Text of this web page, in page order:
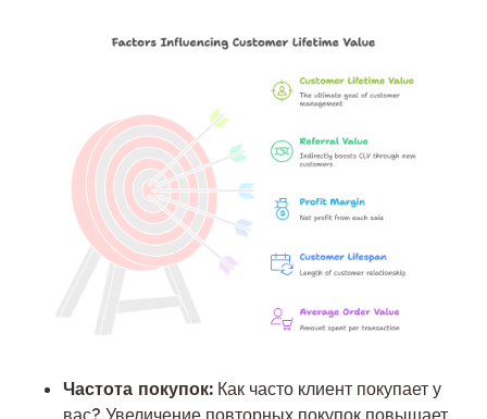
Частота покупок: Как часто клиент покупает у
вас? Увеличение повторных покупок повышает